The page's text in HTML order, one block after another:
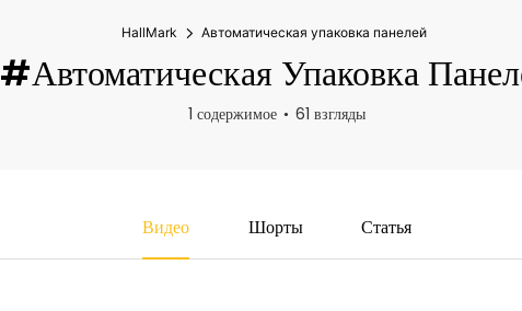
HallMark Автоматическая упаковка панелей
#Автоматическая Упаковка
1 содержимое 61 взгляды
Видео Шорты Статья